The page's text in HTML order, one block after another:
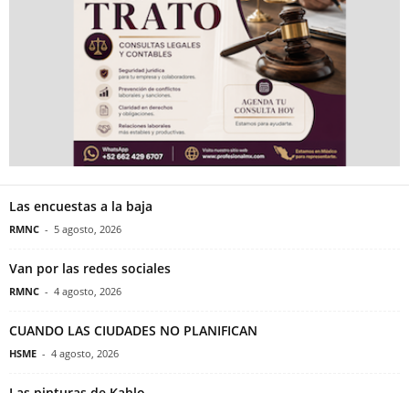
Las encuestas a la baja
RMNC - 5 agosto, 2026
Van por las redes sociales
RMNC - 4 agosto, 2026
CUANDO LAS CIUDADES NO PLANIFICAN
HSME - 4 agosto, 2026